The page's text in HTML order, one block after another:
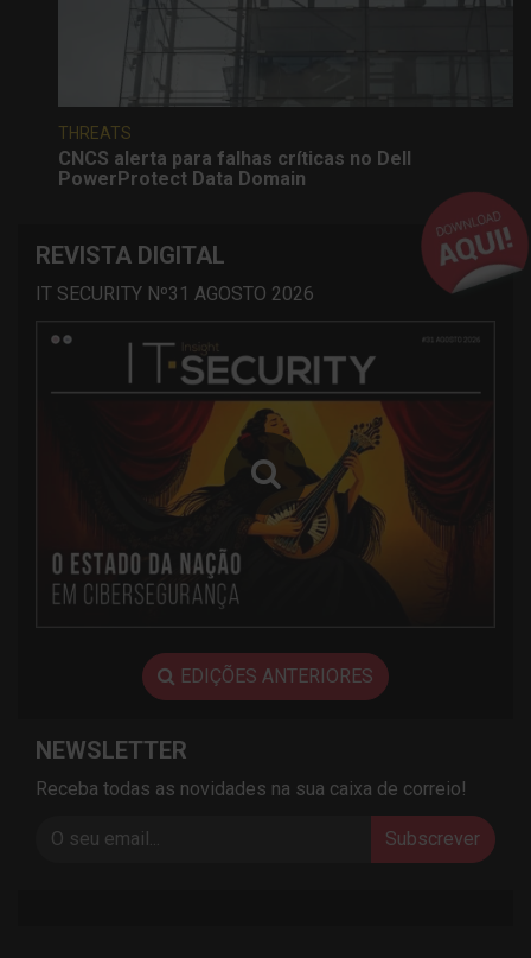
THREATS
CNCS alerta para falhas críticas no Dell
PowerProtect Data Domain
REVISTA DIGITAL
IT SECURITY Nº31 AGOSTO 2026
EDIÇÕES ANTERIORES
NEWSLETTER
Receba todas as novidades na sua caixa de correio!
Subscrever